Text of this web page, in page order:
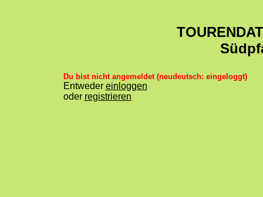
Du bist nicht angemeldet (neudeutsch: eingeloggt)
Entweder einloggen
oder registrieren